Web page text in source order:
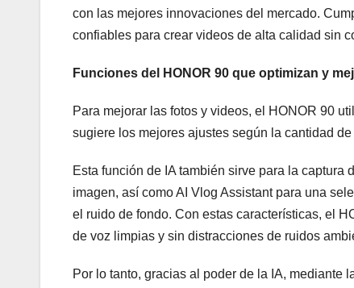
con las mejores innovaciones del mercado.
confiables para crear videos de alta calidad sin
Funciones del HONOR 90 que optimizan y
Para mejorar las fotos y videos, el HONOR 90
sugiere los mejores ajustes según la cantidad
Esta función de IA también sirve para la
imagen, así como AI Vlog Assistant para una
el ruido de fondo. Con estas características, el
de voz limpias y sin distracciones de ruidos
Por lo tanto, gracias al poder de la IA, mediante